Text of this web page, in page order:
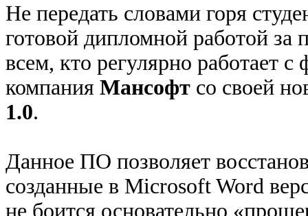
Не передать словами горя
готовой дипломной работой
всем, кто регулярно работает
компания Мансофт со своей
1.0.
Данное ПО позволяет
созданные в Microsoft Word
не боится основательно